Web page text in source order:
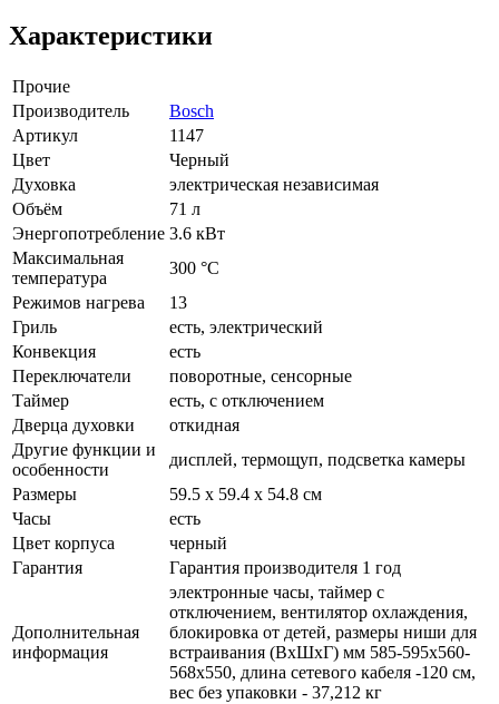
Характеристики
Прочие
Производитель
Bosch
Артикул
1147
Цвет
Черный
Духовка
электрическая независимая
Объём
71 л
Энергопотребление 3.6 кВт
Максимальная
температура
300 °С
Режимов нагрева
13
Гриль
есть, электрический
Конвекция
есть
Переключатели
поворотные, сенсорные
Таймер
есть, с отключением
Дверца духовки
откидная
Другие функции и
особенности
дисплей, термощуп, подсветка камеры
Размеры
59.5 х 59.4 x 54.8 см
Часы
есть
Цвет корпуса
черный
Гарантия
Гарантия производителя 1 год
Дополнительная
информация
электронные часы, таймер с
отключением, вентилятор охлаждения,
блокировка от детей, размеры ниши для
встраивания (ВхШхГ) мм 585-595x560-
568x550, длина сетевого кабеля -120 см,
вес без упаковки - 37,212 кг